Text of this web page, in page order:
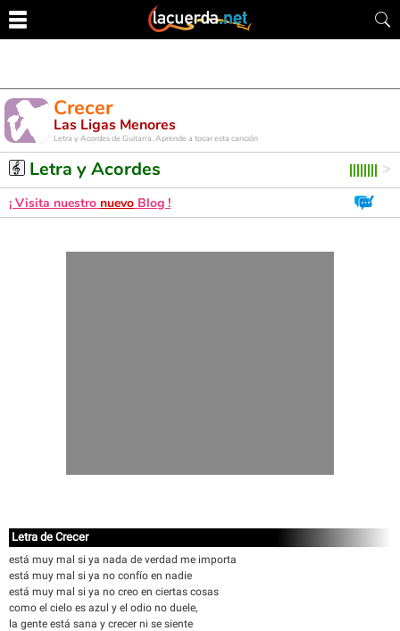
Crecer
Las Ligas Menores
Letra y Acordes de Guitarra. Aprende a tocar esta canción
Letra y Acordes
¡ Visita nuestro nuevo Blog !
Letra de Crecer
está muy mal si ya nada de verdad me importa
está muy mal si ya no confío en nadie
está muy mal si ya no creo en ciertas cosas
como el cielo es azul y el odio no duele,
la gente está sana y crecer ni se siente